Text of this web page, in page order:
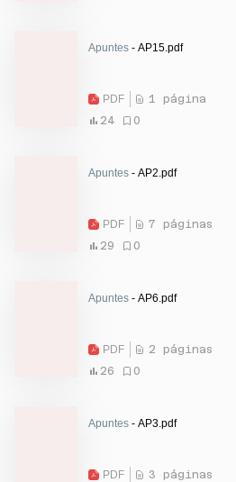
Apuntes - AP15.pdf
PDF
1 página
24
0
Apuntes - AP2.pdf
PDF
7 páginas
29
0
Apuntes - AP6.pdf
PDF
2 páginas
26
0
Apuntes - AP3.pdf
PDF
3 páginas